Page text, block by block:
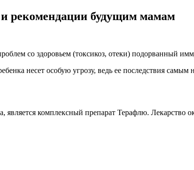
рекомендации будущим мамам
со здоровьем (токсикоз, отеки) подорванный
несет особую угрозу, ведь ее последствия самым
комплексный препарат Терафлю. Лекарство